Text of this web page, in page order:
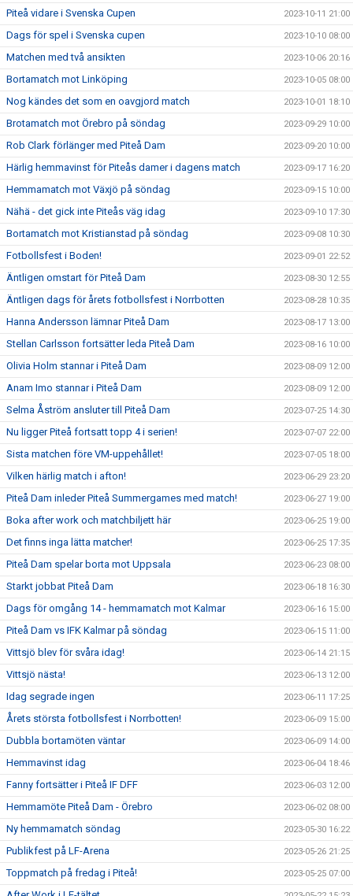
Piteå vidare i Svenska Cupen 2023-10-11 21:00
Dags för spel i Svenska cupen 2023-10-10 08:00
Matchen med två ansikten 2023-10-06 20:16
Bortamatch mot Linköping 2023-10-05 08:00
Nog kändes det som en oavgjord match 2023-10-01 18:10
Brotamatch mot Örebro på söndag 2023-09-29 10:00
Rob Clark förlänger med Piteå Dam 2023-09-20 10:00
Härlig hemmavinst för Piteås damer i dagens match 2023-09-17 16:20
Hemmamatch mot Växjö på söndag 2023-09-15 10:00
Nähä - det gick inte Piteås väg idag 2023-09-10 17:30
Bortamatch mot Kristianstad på söndag 2023-09-08 10:30
Fotbollsfest i Boden! 2023-09-01 22:52
Äntligen omstart för Piteå Dam 2023-08-30 12:55
Äntligen dags för årets fotbollsfest i Norrbotten 2023-08-28 10:35
Hanna Andersson lämnar Piteå Dam 2023-08-17 13:00
Stellan Carlsson fortsätter leda Piteå Dam 2023-08-16 10:00
Olivia Holm stannar i Piteå Dam 2023-08-09 12:00
Anam Imo stannar i Piteå Dam 2023-08-09 12:00
Selma Åström ansluter till Piteå Dam 2023-07-25 14:30
Nu ligger Piteå fortsatt topp 4 i serien! 2023-07-07 22:00
Sista matchen före VM-uppehållet! 2023-07-05 18:00
Vilken härlig match i afton! 2023-06-29 23:20
Piteå Dam inleder Piteå Summergames med match! 2023-06-27 19:00
Boka after work och matchbiljett här 2023-06-25 19:00
Det finns inga lätta matcher! 2023-06-25 17:35
Piteå Dam spelar borta mot Uppsala 2023-06-23 08:00
Starkt jobbat Piteå Dam 2023-06-18 16:30
Dags för omgång 14 - hemmamatch mot Kalmar 2023-06-16 15:00
Piteå Dam vs IFK Kalmar på söndag 2023-06-15 11:00
Vittsjö blev för svåra idag! 2023-06-14 21:15
Vittsjö nästa! 2023-06-13 12:00
Idag segrade ingen 2023-06-11 17:25
Årets största fotbollsfest i Norrbotten! 2023-06-09 15:00
Dubbla bortamöten väntar 2023-06-09 14:00
Hemmavinst idag 2023-06-04 18:46
Fanny fortsätter i Piteå IF DFF 2023-06-03 12:00
Hemmamöte Piteå Dam - Örebro 2023-06-02 08:00
Ny hemmamatch söndag 2023-05-30 16:22
Publikfest på LF-Arena 2023-05-26 21:25
Toppmatch på fredag i Piteå! 2023-05-25 07:00